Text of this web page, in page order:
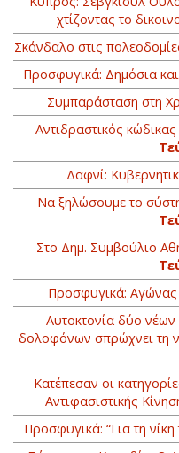
χτίζοντας το
Σκάνδαλο στις
Προσφυγικά: Δημόσια
Συμπαράσταση στη
Αντιδραστικός
Δαφνί:
Να ξηλώσουμε το
Στο Δημ. Συμβούλιο
Προσφυγικά: Αγώνας
Αυτοκτονία δύο
δολοφόνων σπρώχνει τη
Kατέπεσαν οι
Αντιφασιστικής
Προσφυγικά: “Για τη